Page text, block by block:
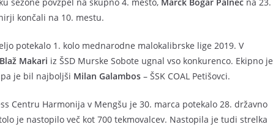
končali na 10. mestu.
potekalo 1. kolo mednarodne malokalibrske lige 2019. V
Blaž Makari iz ŠSD Murske Sobote ugnal vso konkurenco. Ekipno je
je bil najboljši Milan Galambos – ŠSK COAL Petišovci.
Centru Harmonija v Mengšu je 30. marca potekalo 28. državno
je nastopilo več kot 700 tekmovalcev. Nastopila je tudi strelka